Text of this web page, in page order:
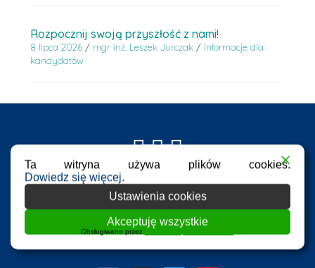
Rozpocznij swoją przyszłość z nami!
8 lipca 2026 / mgr inż. Leszek Jurczak / Informacje dla
kandydatów
Ta witryna używa plików cookies.
Dowiedz się więcej.
Ustawienia cookies
Akceptuję wszystkie
Obsługiwane przez WPLP Compliance Platform